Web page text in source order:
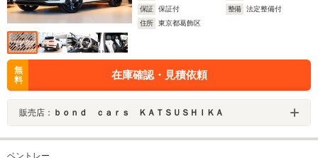
保証
保証付 整備
法定整備付
住所
東京都葛飾区
無
料
在庫確認・見積依頼
販売店： ｂｏｎｄ ｃａｒｓ ＫＡＴＳＵＳＨＩＫＡ
ベントレー